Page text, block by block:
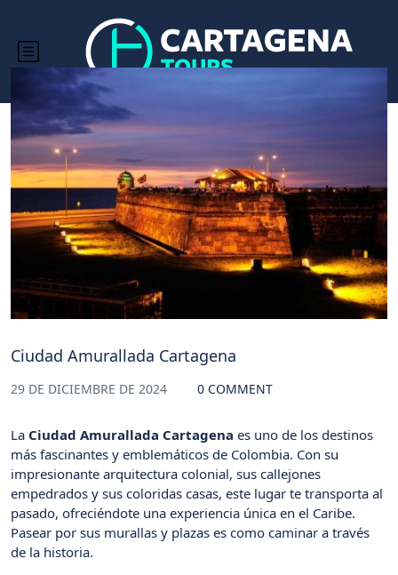
Hoteles
Ciudad Amurallada Cartagena
29 DE DICIEMBRE DE 2024 0 COMMENT
La Ciudad Amurallada Cartagena es uno de los destinos
más fascinantes y emblemáticos de Colombia. Con su
impresionante arquitectura colonial, sus callejones
empedrados y sus coloridas casas, este lugar te transporta al
pasado, ofreciéndote una experiencia única en el Caribe.
Pasear por sus murallas y plazas es como caminar a través
de la historia.